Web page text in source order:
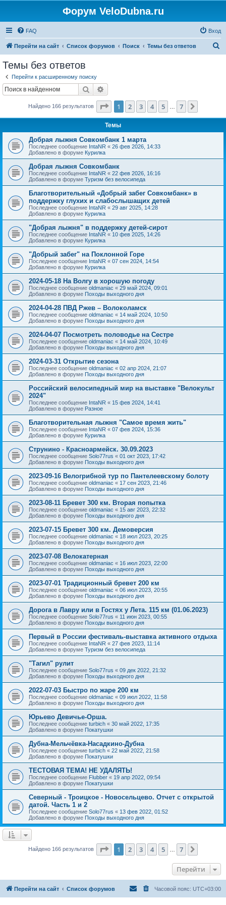
Форум VeloDubna.ru
FAQ Вход
Перейти на сайт Список форумов Поиск Темы без ответов
Темы без ответов
Перейти к расширенному поиску
Поиск
Найдено 166 результатов Страница из
1 2 3 4 5 7
Темы
Добрая лыжня Совкомбанк 1 марта
Последнее сообщение IntaNR « 26 фев 2026, 14:33
Добавлено в форуме Курилка
Добрая лыжня Совкомбанк
Последнее сообщение IntaNR « 22 фев 2026, 16:16
Добавлено в форуме Туризм без велосипеда
Благотворительный «Добрый забег Совкомбанк» в
поддержку глухих и слабослышащих детей
Последнее сообщение IntaNR « 29 авг 2025, 14:28
Добавлено в форуме Курилка
"Добрая лыжня" в поддержку детей-сирот
Последнее сообщение IntaNR « 10 фев 2025, 14:26
Добавлено в форуме Курилка
"Добрый забег" на Поклонной Горе
Последнее сообщение IntaNR « 07 сен 2024, 14:54
Добавлено в форуме Курилка
2024-05-18 На Волгу в хорошую погоду
Последнее сообщение oldmaniac « 29 май 2024, 09:01
Добавлено в форуме Походы выходного дня
2024-04-28 ПВД Ржев – Волоколамск
Последнее сообщение oldmaniac « 14 май 2024, 10:50
Добавлено в форуме Походы выходного дня
2024-04-07 Посмотреть половодье на Сестре
Последнее сообщение oldmaniac « 14 май 2024, 10:49
Добавлено в форуме Походы выходного дня
2024-03-31 Открытие сезона
Последнее сообщение oldmaniac « 02 апр 2024, 21:07
Добавлено в форуме Походы выходного дня
Российский велосипедный мир на выставке "Велокульт
2024"
Последнее сообщение IntaNR « 15 фев 2024, 14:41
Добавлено в форуме Разное
Благотворительная лыжня "Самое время жить"
Последнее сообщение IntaNR « 07 фев 2024, 15:36
Добавлено в форуме Курилка
Струнино - Красноармейск. 30.09.2023
Последнее сообщение Solo77rus « 01 окт 2023, 17:42
Добавлено в форуме Походы выходного дня
2023-09-16 Велогрибной тур по Пантелеевскому болоту
Последнее сообщение oldmaniac « 17 сен 2023, 21:46
Добавлено в форуме Походы выходного дня
2023-08-11 Бревет 300 км. Вторая попытка
Последнее сообщение oldmaniac « 15 авг 2023, 22:32
Добавлено в форуме Походы выходного дня
2023-07-15 Бревет 300 км. Демоверсия
Последнее сообщение oldmaniac « 18 июл 2023, 20:25
Добавлено в форуме Походы выходного дня
2023-07-08 Велокатерная
Последнее сообщение oldmaniac « 16 июл 2023, 22:00
Добавлено в форуме Походы выходного дня
2023-07-01 Традиционный бревет 200 км
Последнее сообщение oldmaniac « 06 июл 2023, 20:55
Добавлено в форуме Походы выходного дня
Дорога в Лавру или в Гостях у Лета. 115 км (01.06.2023)
Последнее сообщение Solo77rus « 11 июн 2023, 00:55
Добавлено в форуме Походы выходного дня
Первый в России фестиваль-выставка активного отдыха
Последнее сообщение IntaNR « 27 фев 2023, 11:14
Добавлено в форуме Туризм без велосипеда
"Тагил" рулит
Последнее сообщение Solo77rus « 09 дек 2022, 21:32
Добавлено в форуме Походы выходного дня
2022-07-03 Быстро по жаре 200 км
Последнее сообщение oldmaniac « 09 июл 2022, 11:58
Добавлено в форуме Походы выходного дня
Юрьево Девичье-Орша.
Последнее сообщение turbich « 30 май 2022, 17:35
Добавлено в форуме Покатушки
Дубна-Мельчёвка-Насадкино-Дубна
Последнее сообщение turbich « 22 май 2022, 21:58
Добавлено в форуме Покатушки
ТЕСТОВАЯ ТЕМА! НЕ УДАЛЯТЬ!
Последнее сообщение Flubber « 19 апр 2022, 09:54
Добавлено в форуме Покатушки
Северный - Троицкое - Новосельцево. Отчет с открытой
датой. Часть 1 и 2
Последнее сообщение Solo77rus « 13 фев 2022, 01:52
Добавлено в форуме Походы выходного дня
Найдено 166 результатов Страница из
1 2 3 4 5 7
Перейти
Перейти на сайт Список форумов Часовой пояс: UTC+03:00